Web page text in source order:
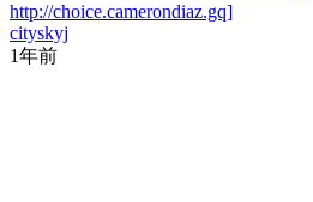
http://choice.camerondiaz.gq]
cityskyj
1年前